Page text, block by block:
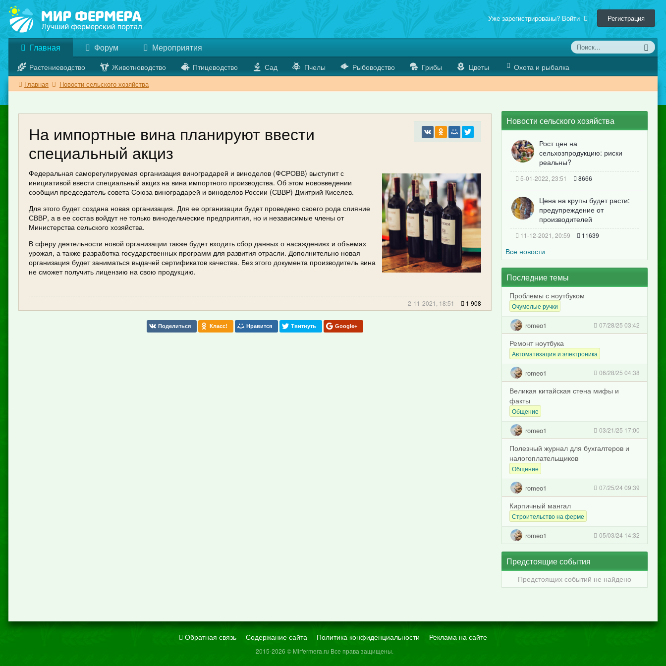
Уже зарегистрированы? Войти Регистрация
Главная
Растениеводство Животноводство Птицеводство Сад Пчелы Рыбоводство Грибы Цветы Охота и рыбалка
Форум Мероприятия
Главная Новости сельского хозяйства
На импортные вина планируют ввести
специальный акциз
Федеральная саморегулируемая организация виноградарей и виноделов (ФСРОВВ) выступит с
инициативой ввести специальный акциз на вина импортного производства. Об этом нововведении
сообщил председатель совета Союза виноградарей и виноделов России (СВВР) Дмитрий Киселев.
Для этого будет создана новая организация. Для ее организации будет проведено своего рода слияние
СВВР, а в ее состав войдут не только винодельческие предприятия, но и независимые члены от
Министерства сельского хозяйства.
В сферу деятельности новой организации также будет входить сбор данных о насаждениях и объемах
урожая, а также разработка государственных программ для развития отрасли. Дополнительно новая
организация будет заниматься выдачей сертификатов качества. Без этого документа производитель вина
не сможет получить лицензию на свою продукцию.
2-11-2021, 18:51 1 908
Поделиться Класс! Нравится Твитнуть Google+
Новости сельского хозяйства
Рост цен на
сельхозпродукцию: риски
реальны?
5-01-2022, 23:51 8666
Цена на крупы будет расти:
предупреждение от
производителей
11-12-2021, 20:59 11639
Все новости
Последние темы
Проблемы с ноутбуком
Очумелые ручки
romeo1 07/28/25 03:42
Ремонт ноутбука
Автоматизация и электроника
romeo1 06/28/25 04:38
Великая китайская стена мифы и
факты
Общение
romeo1 03/21/25 17:00
Полезный журнал для бухгалтеров и
налогоплательщиков
Общение
romeo1 07/25/24 09:39
Кирпичный мангал
Строительство на ферме
romeo1 05/03/24 14:32
Предстоящие события
Предстоящих событий не найдено
Обратная связь Содержание сайта Политика конфиденциальности Реклама на сайте
2015-2026 © Mirfermera.ru Все права защищены.